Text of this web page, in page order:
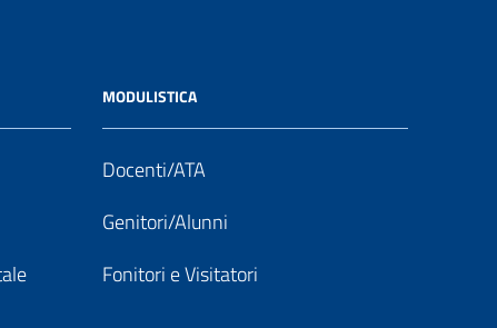
MODULISTICA
Docenti/ATA
Genitori/Alunni
Fonitori e Visitatori